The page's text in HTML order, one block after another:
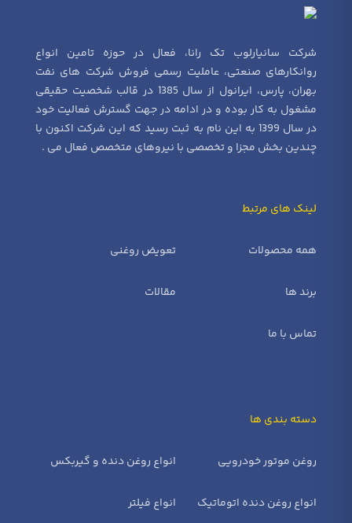
شرکت سانیارلوب تک رانا، فعال در حوزه تامین انواع
روانکارهای صنعتی، عاملیت رسمی فروش شرکت های نفت
بهران، پارس، ایرانول از سال 1385 در قالب شخصیت حقیقی
مشغول به کار بوده و در ادامه در جهت گسترش فعالیت خود
در سال 1399 به این نام به ثبت رسید که این شرکت اکنون با
چندین بخش مجزا و تخصصی با نیروهای متخصص فعال می .
لینک های مرتبط
همه محصولات تعویض روغنی
برند ها مقالات
تماس با ما
دسته بندی ها
روغن موتور خودرویی انواع روغن دنده و گیربکس
انواع روغن دنده اتوماتیک انواع فیلتر